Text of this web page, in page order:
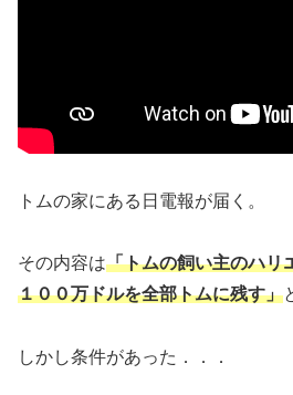
トムの家にある日電報が届く。
その内容は「トムの飼い主のハリ
１００万ドルを全部トムに残す」
しかし条件があった．．．